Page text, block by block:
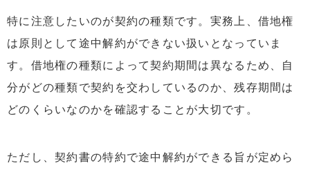
特に注意したいのが契約の種類です。実務上、借地権
は原則として途中解約ができない扱いとなっていま
す。借地権の種類によって契約期間は異なるため、自
分がどの種類で契約を交わしているのか、残存期間は
どのくらいなのかを確認することが大切です。
ただし、契約書の特約で途中解約ができる旨が定めら